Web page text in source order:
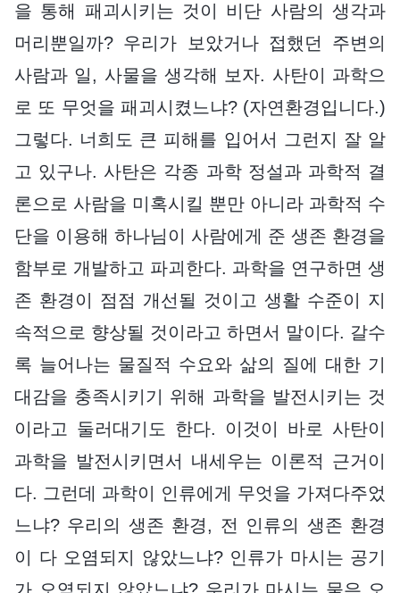
을 통해 패괴시키는 것이 비단 사람의 생각과
머리뿐일까? 우리가 보았거나 접했던 주변의
사람과 일, 사물을 생각해 보자. 사탄이 과학으
로 또 무엇을 패괴시켰느냐? (자연환경입니다.)
그렇다. 너희도 큰 피해를 입어서 그런지 잘 알
고 있구나. 사탄은 각종 과학 정설과 과학적 결
론으로 사람을 미혹시킬 뿐만 아니라 과학적 수
단을 이용해 하나님이 사람에게 준 생존 환경을
함부로 개발하고 파괴한다. 과학을 연구하면 생
존 환경이 점점 개선될 것이고 생활 수준이 지
속적으로 향상될 것이라고 하면서 말이다. 갈수
록 늘어나는 물질적 수요와 삶의 질에 대한 기
대감을 충족시키기 위해 과학을 발전시키는 것
이라고 둘러대기도 한다. 이것이 바로 사탄이
과학을 발전시키면서 내세우는 이론적 근거이
다. 그런데 과학이 인류에게 무엇을 가져다주었
느냐? 우리의 생존 환경, 전 인류의 생존 환경
이 다 오염되지 않았느냐? 인류가 마시는 공기